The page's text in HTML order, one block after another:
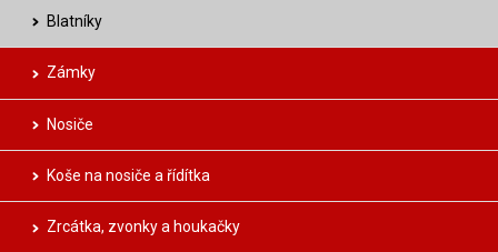
Blatníky
Zámky
Nosiče
Koše na nosiče a řídítka
Zrcátka, zvonky a houkačky